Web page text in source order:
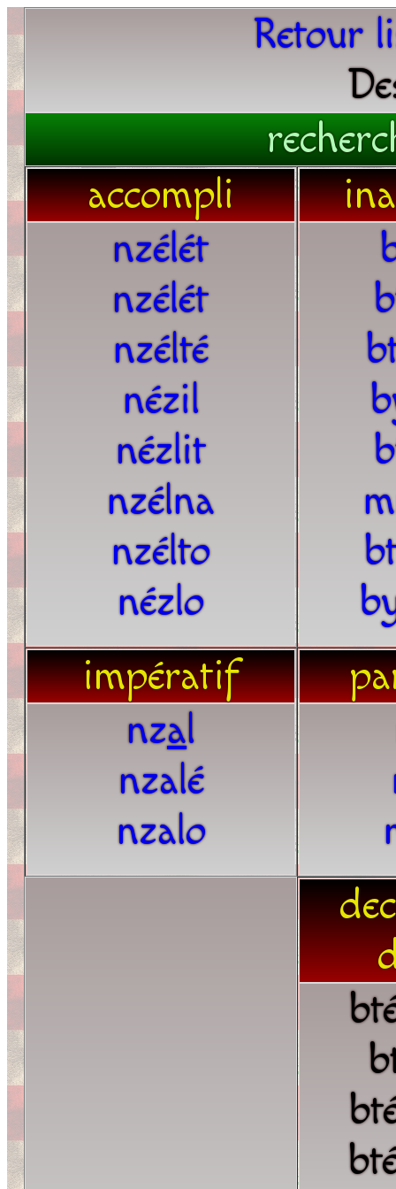
Retour
accompli
nzélét
nzélét
nzélté
nézil
nézlit
nzélna
nzélto
nézlo
impératif
nzal
nzalé
nzalo